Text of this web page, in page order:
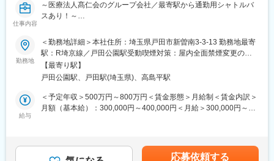
■組織構成：
現在、常勤3名、パート社員1名の薬剤師がおります。
■当院の特徴：
当公益財団法人は二次診療施設として、専門的な獣医療を提供す
るため、動物の救急診療および獣医師からの依頼のみを受け専門
診療を行う、今までにない形態の動物病院となります。
■当院について：
◇当法人は埼玉県所沢市の地に、動物の夜間救急診療および獣医
タを生かし、国内はもとより海外において論文・学会発表など情
仕事内容
～医療法人髙仁会のグループ会社／最寄駅から通勤用シャトルバ
スあり！～
人事管理職候補として採用・給与計算・社会保険・労務管理など
の業務に従事いただきます。それぞれ実務担当はおりますが、現
状としては総務部長が人事業務も見ており、人事の方まで手が回
っていない状況です。
実務担当と円滑なコミュニケーションを構築し、人事部に関する
必要施策を自ら主体的に推進先導していただきたいと考えていま
す。
・労務管理
・そのほか人事部に対する戦略立案・実行など
勤務地
＜勤務地詳細＞本社住所：埼玉県戸田市新曽南3-3-13 勤務地最寄
駅：R埼京線／戸田公園駅受動喫煙対策：屋内全面禁煙変更の範
囲：会社の定める事業所
【最寄り駅】
戸田公園駅、戸田駅(埼玉県)、高島平駅
給与
＜予定年収＞500万円～800万円＜賃金形態＞月給制＜賃金内訳＞
月額（基本給）：300,000円～400,000円＜月給＞300,000円～
(月額)は固定手当を含めた表記です。
応募依頼する